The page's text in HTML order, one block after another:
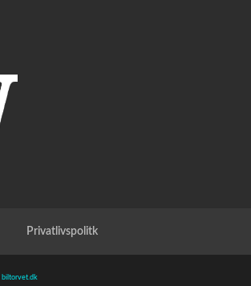
Privatlivspolitk
biltorvet.dk